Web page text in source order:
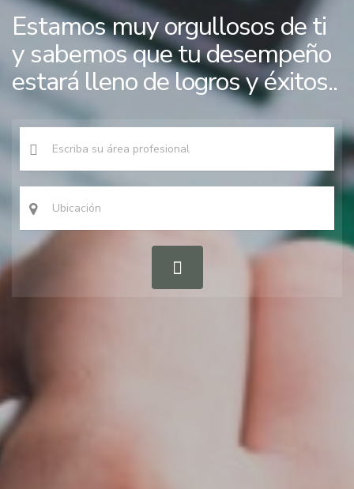
Estamos muy orgullosos de ti
y sabemos que tu desempeño
estará lleno de logros y éxitos..